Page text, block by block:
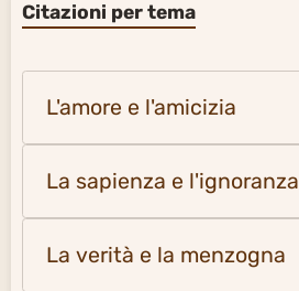
Citazioni per tema
L'amore e l'amicizia
La sapienza e l'ignoranza
La verità e la menzogna